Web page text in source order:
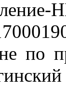
по